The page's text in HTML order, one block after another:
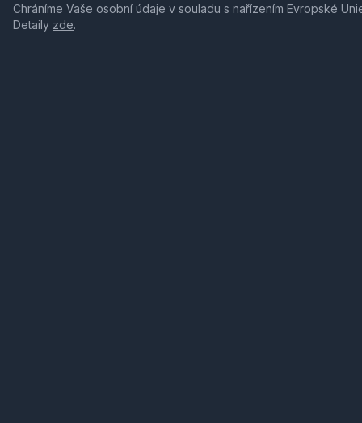
Chráníme Vaše osobní údaje v souladu s nařízením Evropské
Detaily zde.